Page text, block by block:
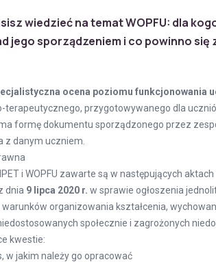
wiedzieć na temat WOPFU: dla
jego sporządzeniem i co powinno się
ocena poziomu funkcjonowania
terapeutycznego, przygotowywanego dla
formę dokumentu sporządzonego przez
z danym uczniem.
i WOPFU zawarte są w następujących
dnia 9 lipca 2020 r. w sprawie ogłoszenia
organizowania kształcenia,
społecznie i zagrożonych
kwestie:
w jakim należy go opracować